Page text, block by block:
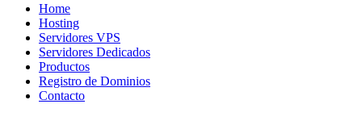
Home
Hosting
Servidores VPS
Servidores Dedicados
Productos
Registro de Dominios
Contacto